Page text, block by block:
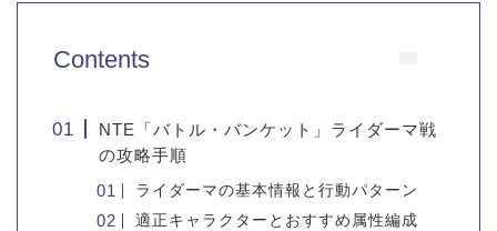
Contents
NTE「バトル・バンケット」ライダーマ戦
の攻略手順
ライダーマの基本情報と行動パターン
適正キャラクターとおすすめ属性編成